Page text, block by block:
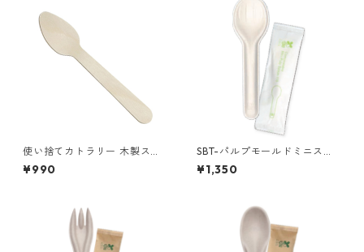
使い捨てカトラリー 木製スプ
ーン110 1袋（100本入）
¥990
SBT-パルプモールドミニスプ
ーン110白（個包装）100本/袋
¥1,350